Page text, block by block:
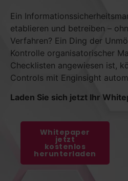
Ein
etablieren und betreiben –
Verfahren? Ein Ding der
Kontrolle organisatorischer
Checklisten angewiesen ist,
Controls mit Enginsight
Laden Sie sich jetzt Ihr
Whitepaper
jetzt
kostenlos
herunterladen